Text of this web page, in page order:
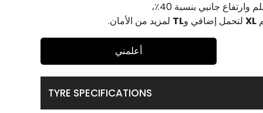
XL لتحمل إضافي وTL لمزيد من الأمان.
أعلمني
TYRE SPECIFICATIONS